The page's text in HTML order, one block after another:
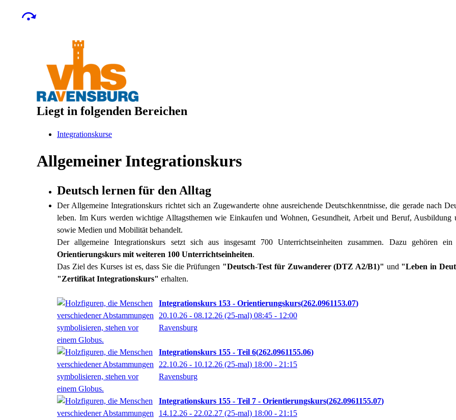
Liegt in folgenden Bereichen
Integrationskurse
Allgemeiner Integrationskurs
Deutsch lernen für den Alltag
Der Allgemeine Integrationskurs richtet sich an Zugewanderte ohne ausreichende Deutschkenntnisse, die gerade nach
leben. Im Kurs werden wichtige Alltagsthemen wie Einkaufen und Wohnen, Gesundheit, Arbeit und Beruf,
sowie Medien und Mobilität behandelt.
Der allgemeine Integrationskurs setzt sich aus insgesamt 700 Unterrichtseinheiten zusammen. Dazu gehören
Orientierungskurs mit weiteren 100 Unterrichtseinheiten.
Das Ziel des Kurses ist es, dass Sie die Prüfungen "Deutsch-Test für Zuwanderer (DTZ A2/B1)" und "Leben in
"Zertifikat Integrationskurs" erhalten.
Integrationskurs 153 - Orientierungskurs 262.0961153.07
20.10.26 - 08.12.26 (25-mal) 08:45 - 12:00
Ravensburg
Integrationskurs 155 - Teil 6 262.0961155.06
22.10.26 - 10.12.26 (25-mal) 18:00 - 21:15
Ravensburg
Integrationskurs 155 - Teil 7 - Orientierungskurs 262.0961155.07
14.12.26 - 22.02.27 (25-mal) 18:00 - 21:15